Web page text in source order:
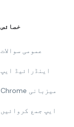
خصائص
عمومی سوالات
اینڈرائیڈ ایپ
Chrome میزبانی
ایپ جمع کروائیں